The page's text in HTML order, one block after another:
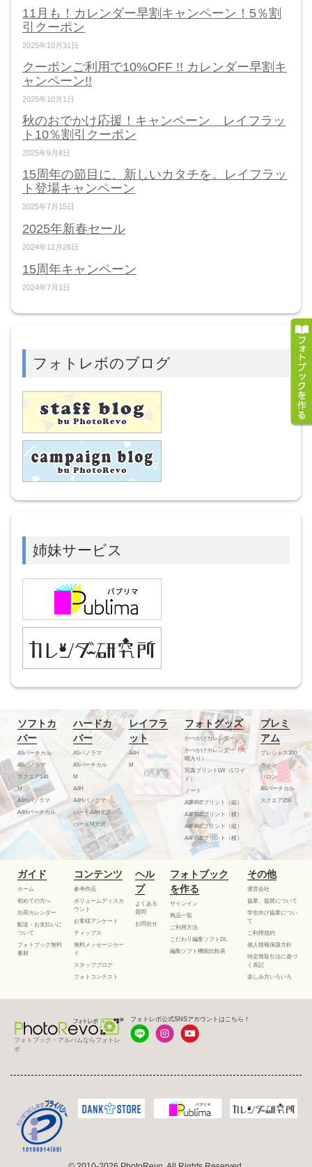
11月も！カレンダー早割キャンペーン！5％割
引クーポン
2025年10月31日
クーポンご利用で10%OFF !! カレンダー早割キ
ャンペーン!!
2025年10月1日
秋のおでかけ応援！キャンペーン レイフラッ
ト10％割引クーポン
2025年9月8日
15周年の節目に、新しいカタチを。レイフラッ
ト登場キャンペーン
2025年7月15日
2025年新春セール
2024年12月26日
15周年キャンペーン
2024年7月1日
フォトレボのブログ
姉妹サービス
ソフトカ
バー
A5バーチカル
A5パノラマ
スクエア140
M
A4Hパノラマ
A4Hバーチカル
ハードカ
バー
A5パノラマ
A5バーチカル
M
A4H
A4Hパノラマ
ハードA4H光沢
ハードM光沢
レイフラ
ット
A4H
M
フォトグッズ
かべかけカレンダー
かべかけカレンダー（六
曜入り）
写真プリントLW（Lワイ
ド）
ノート
A3FINEプリント（縦）
A3FINEプリント（横）
A4FINEプリント（縦）
A4FINEプリント（横）
プレミ
アム
プレシャス300
カノン
バロン
A4バーチカル
スクエア250
ガイド
ホーム
初めての方へ
出荷カレンダー
配送・お支払いに
ついて
フォトブック無料
素材
コンテンツ
参考作品
ボリュームディスカ
ウント
お客様アンケート
ティップス
無料メッセージカー
ド
スタッフブログ
フォトコンテスト
ヘル
プ
よくある
質問
お問合せ
フォトブック
を作る
サインイン
商品一覧
ご利用方法
こだわり編集ソフトDL
編集ソフト機能比較表
その他
運営会社
協業、協賛について
学生向け協業につい
て
ご利用規約
個人情報保護方針
特定商取引法に基づ
く表記
楽しみ方いろいろ
フォトブック・アルバムならフォトレ
ボ
フォトレボ公式SNSアカウントはこちら！